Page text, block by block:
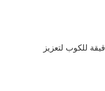
للكوب لتعزيز